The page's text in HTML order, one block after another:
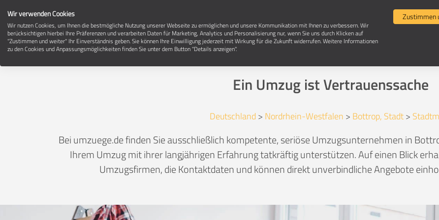
Umzugsunternehmen in 46236 Bottrop-
Ein Umzug ist Vertrauenssache
Deutschland > Nordrhein-Westfalen > Bottrop, Stadt>
Bei umzuege.de finden Sie ausschließlich kompetente, seriöse Umzugsunternehmen in
Ihrem Umzug mit ihrer langjährigen Erfahrung tatkräftig unterstützen. Auf einen Blick
Umzugsfirmen, die Kontaktdaten und können direkt unverbindliche Angebote
Wir verwenden Cookies
Wir nutzen Cookies, um Ihnen die bestmögliche Nutzung unserer Webseite zu ermöglichen und unsere Kommunikation mit Ihnen zu verbessern. Wir
berücksichtigen hierbei Ihre Präferenzen und verarbeiten Daten für Marketing, Analytics und Personalisierung nur, wenn Sie uns durch Klicken auf
"Zustimmen und weiter" Ihr Einverständnis geben. Sie können Ihre Einwilligung jederzeit mit Wirkung für die Zukunft widerrufen. Weitere Informationen
zu den Cookies und Anpassungsmöglichkeiten finden Sie unter dem Button "Details anzeigen".
Zustimmen